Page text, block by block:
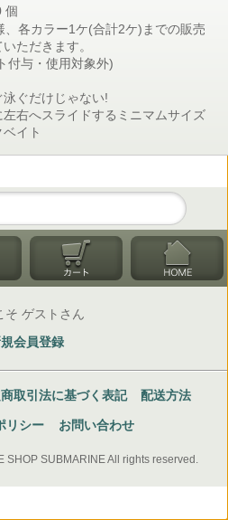
個
、各カラー1ケ(合計2ケ)までの販売
ただきます。
付与・使用対象外)
泳ぐだけじゃない!
左右へスライドするミニマムサイズ
イト
そ ゲストさん
会員登録
取引法に基づく表記 配送方法
リシー お問い合わせ
SUBMARINE All rights reserved.